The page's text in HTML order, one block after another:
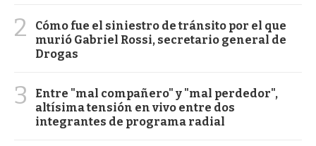
2
Cómo fue el siniestro de tránsito por el que
murió Gabriel Rossi, secretario general de
Drogas
3
Entre "mal compañero" y "mal perdedor",
altísima tensión en vivo entre dos
integrantes de programa radial